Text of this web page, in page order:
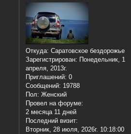
Откуда: Саратовское бездорожье
Зарегистрирован: Понедельник, 1
апреля, 2013г.
Приглашений: 0
Сообщений: 19788
Пол: Женский
Провел на форуме:
2 месяца 11 дней
Последний визит:
Вторник, 28 июля, 2026г. 10:18:00